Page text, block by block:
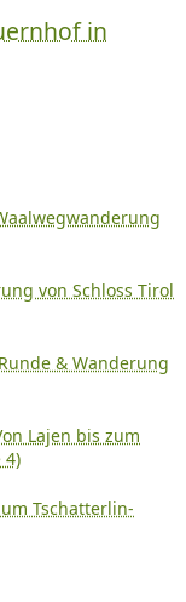
in
von Schloss Tirol
& Wanderung
Lajen bis zum
4)
Tschatterlin-